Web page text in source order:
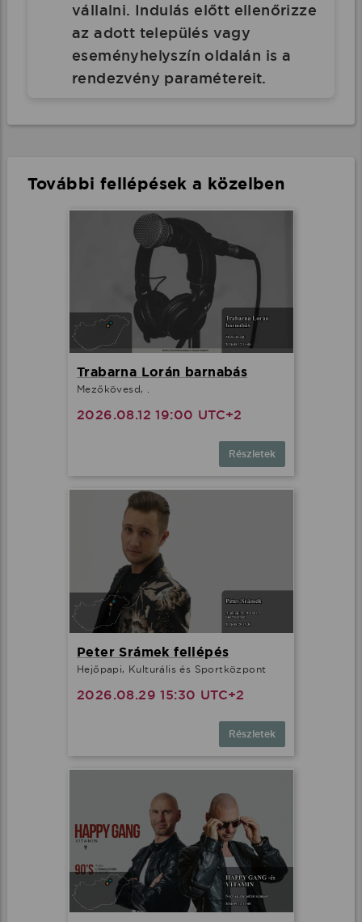
vállalni. Indulás előtt ellenőrizze
az adott település vagy
eseményhelyszín oldalán is a
rendezvény paramétereit.
További fellépések a közelben
Trabarna Lorán barnabás
Mezőkövesd, .
2026.08.12 19:00 UTC+2
Részletek
Peter Srámek fellépés
Hejőpapi, Kulturális és Sportközpont
2026.08.29 15:30 UTC+2
Részletek